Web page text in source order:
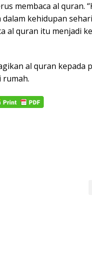
membaca al quran.
kehidupan
al quran itu menjadi
al quran kepada
rumah.